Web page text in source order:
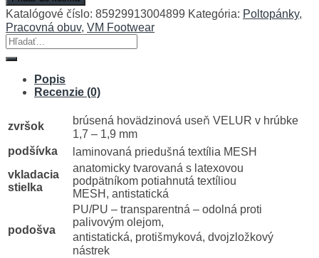
pracovná
členková
Katalógové číslo: 85929913004899 Kategória: Poltopánky,
Pracovná obuv, VM Footwear
Hľadať:
Popis
Recenzie (0)
zvršok
brúsená hovädzinová useň VELUR v hrúbke
1,7 – 1,9 mm
podšívka
laminovaná priedušná textília MESH
vkladacia
stielka
anatomicky tvarovaná s latexovou
podpätníkom potiahnutá textíliou
MESH, antistatická
podošva
PU/PU – transparentná – odolná proti
palivovým olejom,
antistatická, protišmyková, dvojzložkový
nástrek